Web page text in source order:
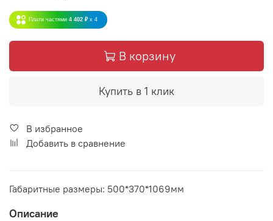
Плати частями 4 402 ₽ x 4
В корзину
Купить в 1 клик
В избранное
Добавить в сравнение
Габаритные размеры: 500*370*1069мм
Описание